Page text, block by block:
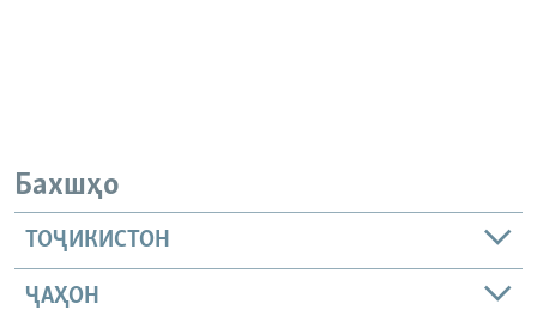
Бахшҳо
ТОҶИКИСТОН
ҶАҲОН